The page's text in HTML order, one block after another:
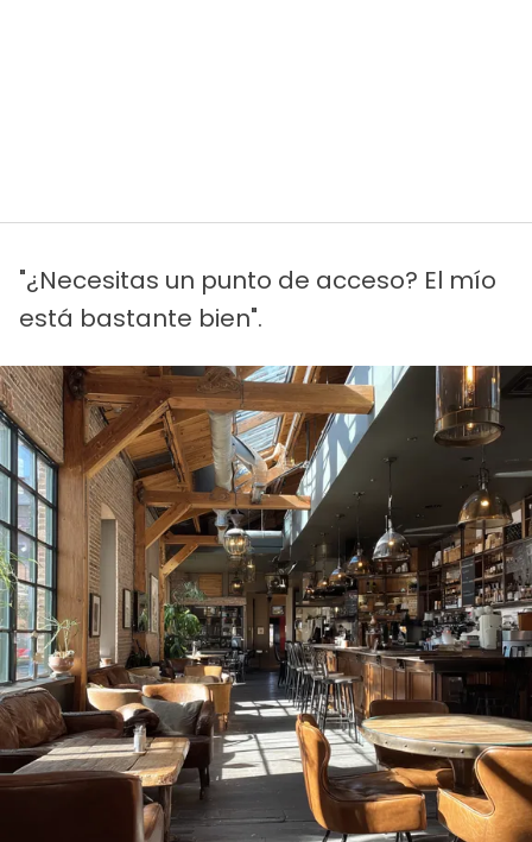
"¿Necesitas un punto de acceso? El mío
está bastante bien".